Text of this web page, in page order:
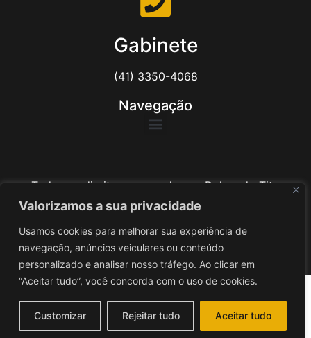
Valorizamos a sua privacidade
Usamos cookies para melhorar sua experiência de
navegação, anúncios veiculares ou conteúdo
personalizado e analisar nosso tráfego. Ao clicar em
“Aceitar tudo”, você concorda com o uso de cookies.
Customizar Rejeitar tudo Aceitar tudo
Gabinete
(41) 3350-4068
Navegação
Todos os direitos reservados ao Delegado Tito
Barichello
Desenvolvido poriv3